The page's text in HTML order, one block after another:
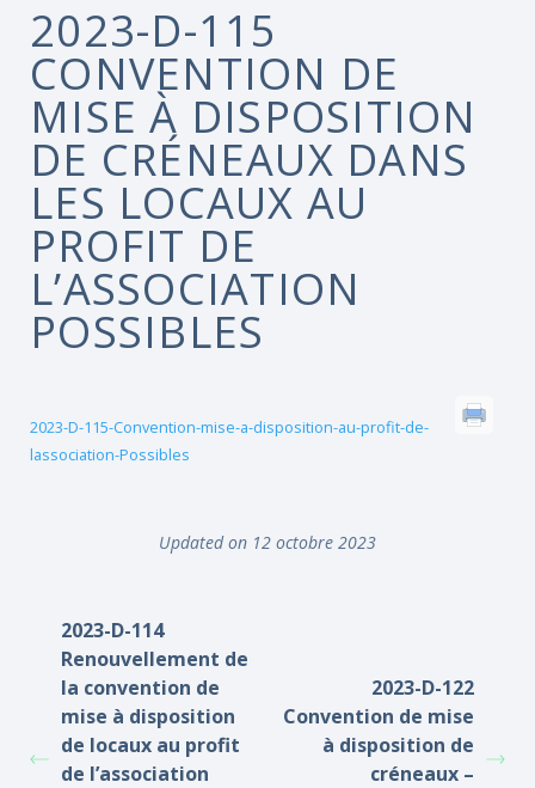
2023-D-115
CONVENTION DE
MISE À DISPOSITION
DE CRÉNEAUX DANS
LES LOCAUX AU
PROFIT DE
L’ASSOCIATION
POSSIBLES
2023-D-115-Convention-mise-a-disposition-au-profit-de-
lassociation-Possibles
Updated on 12 octobre 2023
2023-D-114
Renouvellement de
la convention de
mise à disposition
de locaux au profit
de l’association
2023-D-122
Convention de mise
à disposition de
créneaux –